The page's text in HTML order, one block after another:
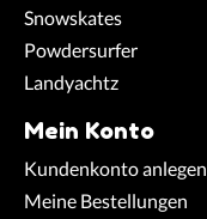
Snowskates
Powdersurfer
Landyachtz
Mein Konto
Kundenkonto anlegen
Meine Bestellungen